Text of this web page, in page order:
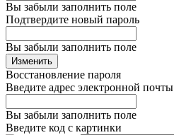
Вы забыли заполнить поле
Подтвердите новый пароль
Вы забыли заполнить поле
Изменить
Восстановление пароля
Введите адрес электронной почты
Вы забыли заполнить поле
Введите код с картинки